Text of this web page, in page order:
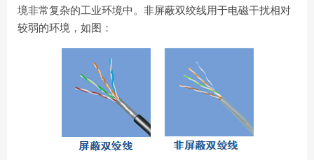
境非常复杂的工业环境中。非屏蔽双绞线用于电磁干扰相对
较弱的环境，如图：